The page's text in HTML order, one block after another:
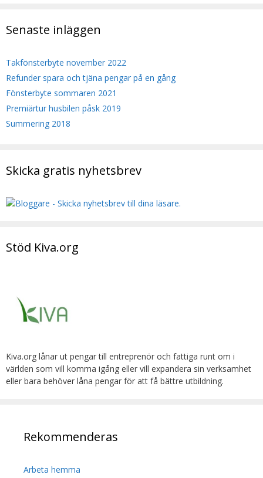
Senaste inläggen
Takfönsterbyte november 2022
Refunder spara och tjäna pengar på en gång
Fönsterbyte sommaren 2021
Premiärtur husbilen påsk 2019
Summering 2018
Skicka gratis nyhetsbrev
Stöd Kiva.org
Kiva.org lånar ut pengar till entreprenör och fattiga runt om i
världen som vill komma igång eller vill expandera sin verksamhet
eller bara behöver låna pengar för att få bättre utbildning.
Rekommenderas
Arbeta hemma